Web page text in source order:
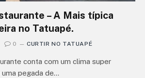
– A Mais típica
no Tatuapé.
0 CURTIR NO TATUAPÉ
conta com um clima super
pegada de…